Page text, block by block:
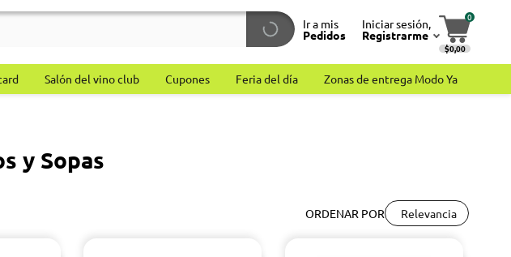
Ir a mis
Pedidos
Iniciar sesión,
Registrarme
0
$0,00
Salón del vino club Cupones Feria del día Zonas de entrega Modo Ya
y Sopas
ORDENAR POR Relevancia